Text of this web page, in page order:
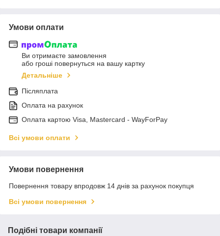
Умови оплати
Ви отримаєте замовлення
або гроші повернуться на вашу картку
Детальніше
Післяплата
Оплата на рахунок
Оплата картою Visa, Mastercard - WayForPay
Всі умови оплати
Умови повернення
Повернення товару впродовж 14 днів за рахунок покупця
Всі умови повернення
Подібні товари компанії